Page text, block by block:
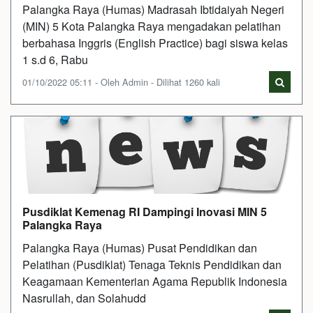
Palangka Raya (Humas) Madrasah Ibtidaiyah Negeri
(MIN) 5 Kota Palangka Raya mengadakan pelatihan
berbahasa Inggris (English Practice) bagi siswa kelas
1 s.d 6, Rabu
01/10/2022 05:11 - Oleh Admin - Dilihat 1260 kali
Pusdiklat Kemenag RI Dampingi Inovasi MIN 5
Palangka Raya
Palangka Raya (Humas) Pusat Pendidikan dan
Pelatihan (Pusdiklat) Tenaga Teknis Pendidikan dan
Keagamaan Kementerian Agama Republik Indonesia
Nasrullah, dan Solahudd